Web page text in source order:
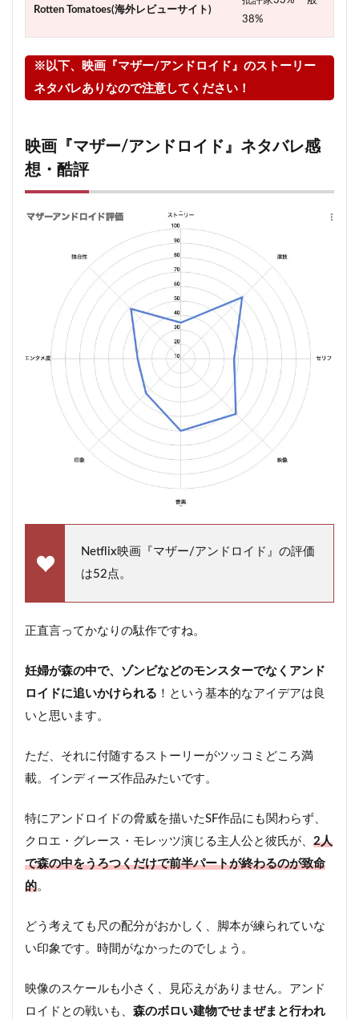
Rotten Tomatoes(海外レビューサイト)
38%
※以下、映画『マザー/アンドロイド』のストーリー
ネタバレありなので注意してください！
映画『マザー/アンドロイド』ネタバレ感
想・酷評
Netflix映画『マザー/アンドロイド』の評価
は52点。
正直言ってかなりの駄作ですね。
妊婦が森の中で、ゾンビなどのモンスターでなくアンド
ロイドに追いかけられる ！という基本的なアイデアは良
いと思います。
ただ、それに付随するストーリーがツッコミどころ満
載。インディーズ作品みたいです。
特にアンドロイドの脅威を描いたSF作品にも関わらず、
クロエ・グレース・モレッツ演じる主人公と彼氏が、 2人
で森の中をうろつくだけで前半パートが終わるのが致命
的。
どう考えても尺の配分がおかしく、脚本が練られていな
い印象です。時間がなかったのでしょう。
映像のスケールも小さく、見応えがありません。アンド
ロイドとの戦いも、 森のボロい建物でせまぜまと行われ